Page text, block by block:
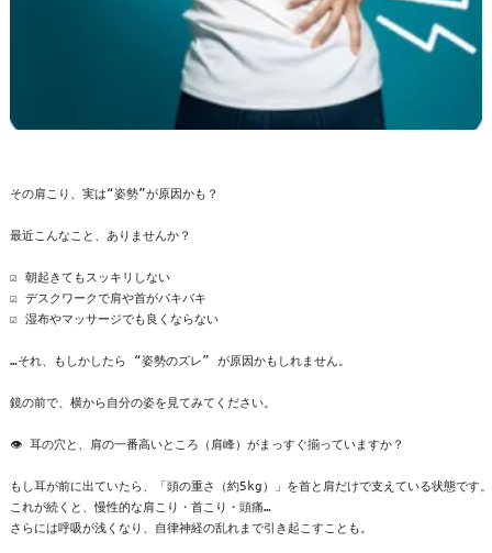
その肩こり、実は“姿勢”が原因かも？
最近こんなこと、ありませんか？
☑ 朝起きてもスッキリしない
☑ デスクワークで肩や首がバキバキ
☑ 湿布やマッサージでも良くならない
…それ、もしかしたら “姿勢のズレ” が原因かもしれません。
鏡の前で、横から自分の姿を見てみてください。
👁 耳の穴と、肩の一番高いところ（肩峰）がまっすぐ揃っていますか？
もし耳が前に出ていたら、「頭の重さ（約5kg）」を首と肩だけで支えている状態です。
これが続くと、慢性的な肩こり・首こり・頭痛…
さらには呼吸が浅くなり、自律神経の乱れまで引き起こすことも。